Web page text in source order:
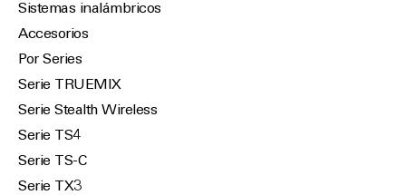
Sistemas inalámbricos
Accesorios
Por Series
Serie TRUEMIX
Serie Stealth Wireless
Serie TS4
Serie TS-C
Serie TX3